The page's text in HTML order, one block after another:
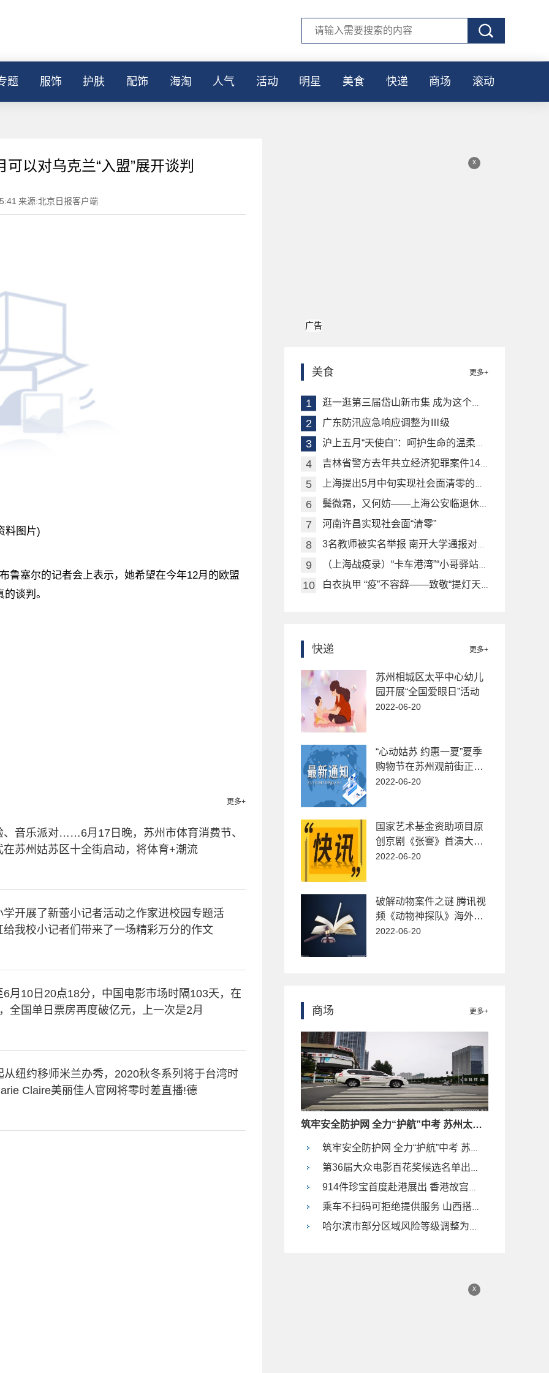
题 服饰 护肤 配饰 海淘 人气 活动 明星 美食 快递 商场 滚动
以对乌克兰“入盟”展开谈判
来源:北京日报客户端
料图片)
鲁塞尔的记者会上表示，她希望在今年12月的欧盟
谈判。
更多+
音乐派对……6月17日晚，苏州市体育消费节、
苏州姑苏区十全街启动，将体育+潮流
开展了新蕾小记者活动之作家进校园专题活
我校小记者们带来了一场精彩万分的作文
月10日20点18分，中国电影市场时隔103天，在
全国单日票房再度破亿元，上一次是2月
纽约移师米兰办秀，2020秋冬系列将于台湾时
Claire美丽佳人官网将零时差直播!德
x
广告
美食 更多+
逛一逛第三届岱山新市集 成为这个双休日的“晚课”
广东防汛应急响应调整为Ⅲ级
沪上五月“天使白”：呵护生命的温柔坚守
吉林省警方去年共立经济犯罪案件1417起 涉案金额96.2亿元
上海提出5月中旬实现社会面清零的目标
鬓微霜，又何妨——上海公安临退休民警坚守抗疫一线
河南许昌实现社会面“清零”
3名教师被实名举报 南开大学通报对涉事教师处理情况
（上海战疫录）“卡车港湾”“小哥驿站” 上海公安多措并举安置街面流动人员
白衣执甲 “疫”不容辞——致敬“提灯天使”
快递 更多+
苏州相城区太平中心幼儿
园开展“全国爱眼日”活动
2022-06-20
“心动姑苏 约惠一夏”夏季
购物节在苏州观前街正式
启动
2022-06-20
国家艺术基金资助项目原
创京剧《张謇》首演大获
成功
2022-06-20
破解动物案件之谜 腾讯视
频《动物神探队》海外首
播破纪录
2022-06-20
商场 更多+
筑牢安全防护网 全力“护航”中考 苏州太平街道这样做
筑牢安全防护网 全力“护航”中考 苏州太平街道这样做
第36届大众电影百花奖候选名单出炉 易烊千玺成最佳男主角
914件珍宝首度赴港展出 香港故宫文化博物馆首展预告公布
乘车不扫码可拒绝提供服务 山西搭乘出租和网约车需先扫码
哈尔滨市部分区域风险等级调整为低风险
x